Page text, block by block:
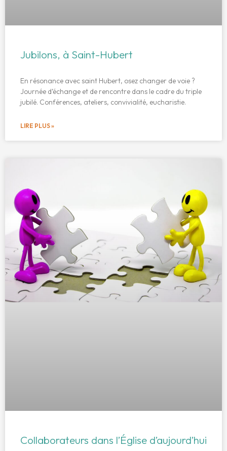
Jubilons, à Saint-Hubert
En résonance avec saint Hubert, osez changer de voie ?
Journée d’échange et de rencontre dans le cadre du triple
jubilé. Conférences, ateliers, convivialité, eucharistie.
LIRE PLUS »
Collaborateurs dans l’Église d’aujourd’hui